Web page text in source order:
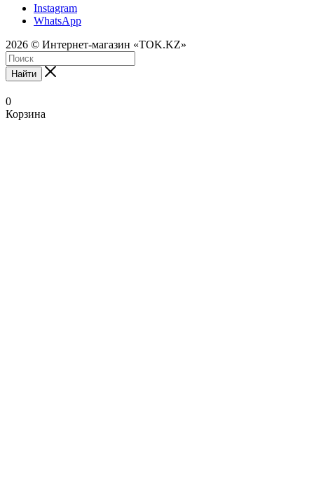
Instagram
WhatsApp
2026 © Интернет-магазин «TOK.KZ»
Найти
0
Корзина